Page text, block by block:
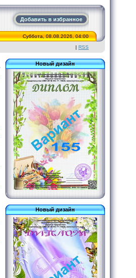
Добавить в избранное
Суббота, 08.08.2026, 04:00
| RSS
Новый дизайн
Новый дизайн